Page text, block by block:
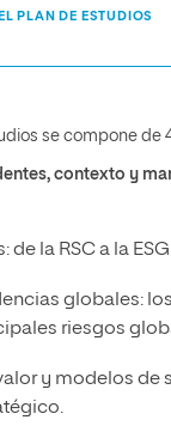
PLAN DE ESTUDIOS
se compone de
contexto y
de la RSC a la
globales:
riesgos
y modelos de